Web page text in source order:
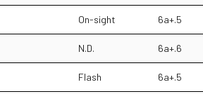
On-sight 6a+.5
N.D. 6a+.6
Flash 6a+.5